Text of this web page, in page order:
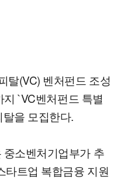
탈(VC) 벤처펀드 조성
`VC벤처펀드 특별
을 모집한다.
소벤처기업부가 추
타트업 복합금융 지원